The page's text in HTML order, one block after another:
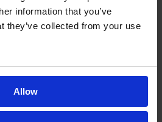
information that you’ve
they’ve collected from your use
Allow
à